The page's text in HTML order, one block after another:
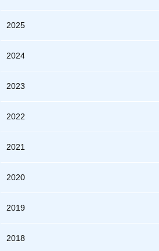
2025
2024
2023
2022
2021
2020
2019
2018